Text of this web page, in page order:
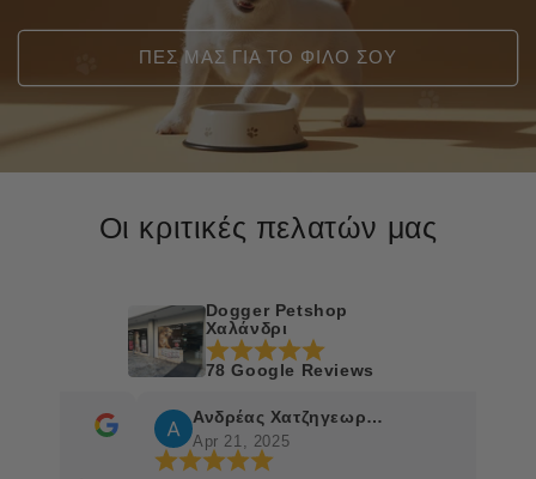
ΠΕΣ ΜΑΣ ΓΙΑ ΤΟ ΦΙΛΟ ΣΟΥ
Οι κριτικές πελατών μας
Dogger Petshop
Χαλάνδρι
78 Google Reviews
Ανδρέας Χατζηγεωργίου
Apr 21, 2025